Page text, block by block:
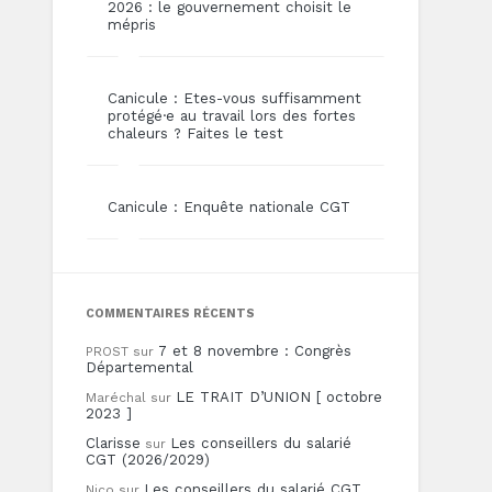
2026 : le gouvernement choisit le
mépris
Canicule : Etes-vous suffisamment
protégé·e au travail lors des fortes
chaleurs ? Faites le test
Canicule : Enquête nationale CGT
COMMENTAIRES RÉCENTS
PROST sur 7 et 8 novembre : Congrès
Départemental
Maréchal sur LE TRAIT D’UNION [ octobre
2023 ]
Clarisse sur Les conseillers du salarié
CGT (2026/2029)